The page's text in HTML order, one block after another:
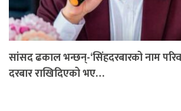
सांसद ढकाल भन्छन्-‘सिंहदरबारको नाम
दरबार राखिदिएको भए…